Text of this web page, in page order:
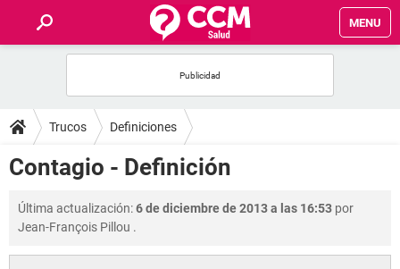
MENU
FOROS
SALUD
FAMILIA
NUTRICIÓN
Trucos Definiciones
Contagio - Definición
Última actualización:6 de diciembre de 2013 a las 16:53 por
Jean-François Pillou .